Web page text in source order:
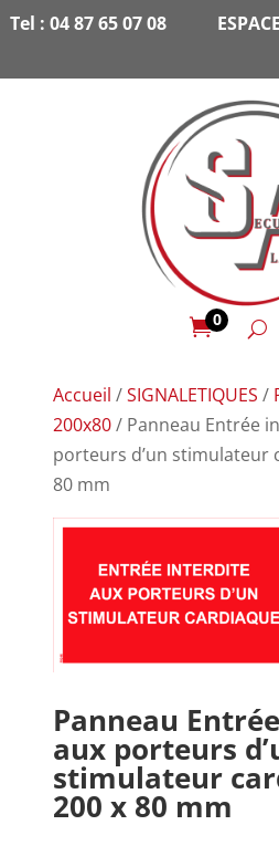
Tel : 04 87 65 07 08
0
Accueil /SIGNALETIQUES /
200x80/ Panneau Entrée
porteurs d’un stimulateur
80 mm
Panneau
aux porteurs
stimulateur
200 x 80 mm